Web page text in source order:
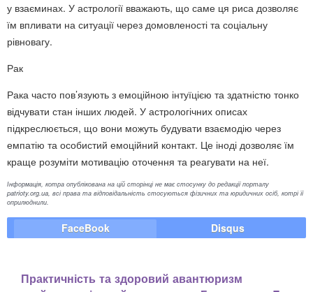
у взаєминах. У астрології вважають, що саме ця риса дозволяє
їм впливати на ситуації через домовленості та соціальну
рівновагу.
Рак
Рака часто пов’язують з емоційною інтуїцією та здатністю тонко
відчувати стан інших людей. У астрологічних описах
підкреслюється, що вони можуть будувати взаємодію через
емпатію та особистий емоційний контакт. Це іноді дозволяє їм
краще розуміти мотивацію оточення та реагувати на неї.
Інформація, котра опублікована на цій сторінці не має стосунку до редакції порталу
patrioty.org.ua, всі права та відповідальність стосуються фізичних та юридичних осіб, котрі її
оприлюднили.
FaceBook Disqus
Практичність та здоровий авантюризм